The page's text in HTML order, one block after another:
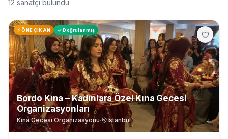
12 sanatçı bulundu
⚡ ÖNE ÇIKAN ✓ Doğrulanmış
Bordo Kına – Kadınlara Özel Kına Gecesi
Organizasyonları
Kina Gecesi Organizasyonu· İstanbul